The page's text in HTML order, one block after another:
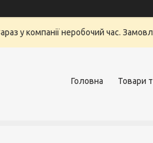
у компанії неробочий час.
Головна Товари